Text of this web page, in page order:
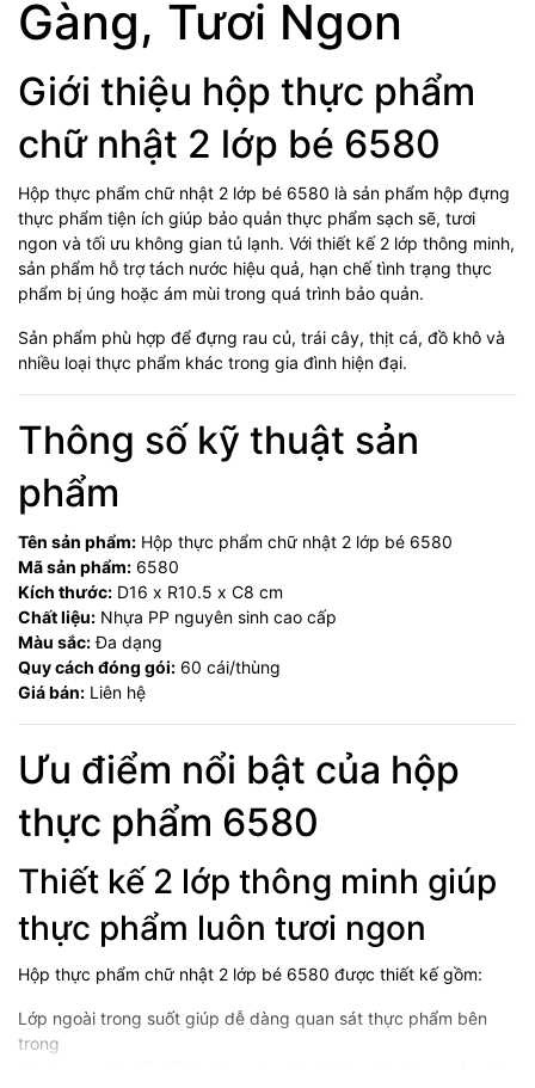
Gàng, Tươi Ngon
Giới thiệu hộp thực phẩm
chữ nhật 2 lớp bé 6580
Hộp thực phẩm chữ nhật 2 lớp bé 6580 là sản phẩm hộp đựng
thực phẩm tiện ích giúp bảo quản thực phẩm sạch sẽ, tươi
ngon và tối ưu không gian tủ lạnh. Với thiết kế 2 lớp thông minh,
sản phẩm hỗ trợ tách nước hiệu quả, hạn chế tình trạng thực
phẩm bị úng hoặc ám mùi trong quá trình bảo quản.
Sản phẩm phù hợp để đựng rau củ, trái cây, thịt cá, đồ khô và
nhiều loại thực phẩm khác trong gia đình hiện đại.
Thông số kỹ thuật sản
phẩm
Tên sản phẩm: Hộp thực phẩm chữ nhật 2 lớp bé 6580
Mã sản phẩm: 6580
Kích thước: D16 x R10.5 x C8 cm
Chất liệu: Nhựa PP nguyên sinh cao cấp
Màu sắc:Đa dạng
Quy cách đóng gói: 60 cái/thùng
Giá bán: Liên hệ
Ưu điểm nổi bật của hộp
thực phẩm 6580
Thiết kế 2 lớp thông minh giúp
thực phẩm luôn tươi ngon
Hộp thực phẩm chữ nhật 2 lớp bé 6580 được thiết kế gồm:
Lớp ngoài trong suốt giúp dễ dàng quan sát thực phẩm bên
trong